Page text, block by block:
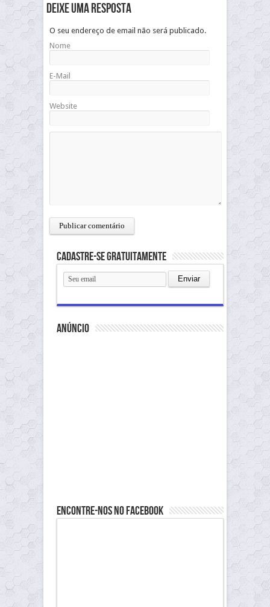
Deixe uma resposta
O seu endereço de email não será publicado.
Nome
E-Mail
Website
Cadastre-se gratuitamente
anúncio
Encontre-nos no Facebook